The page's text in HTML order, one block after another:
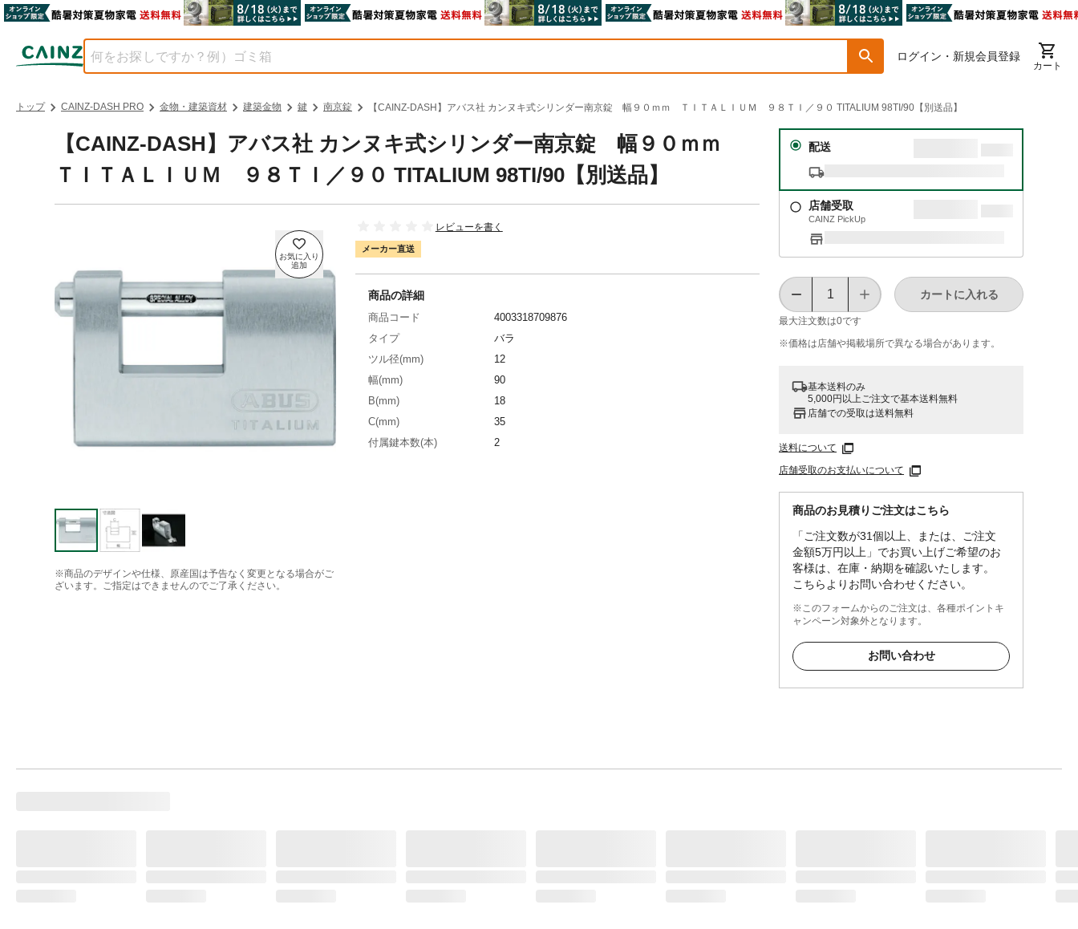
ログイン・新規会員登録
カート
トップ CAINZ-DASH PRO 金物・建築資材 建築金物 鍵 南京錠 【CAINZ-DASH】アバス社 カンヌキ式シリンダー南京錠 幅９０ｍｍ ＴＩＴＡＬＩＵＭ ９８ＴＩ／９０ TITALIUM 98TI/90【別送品】
【CAINZ-DASH】アバス社 カンヌキ式シリンダー南京錠 幅９０ｍｍ
ＴＩＴＡＬＩＵＭ ９８ＴＩ／９０ TITALIUM 98TI/90【別送品】
※商品のデザインや仕様、原産国は予告なく変更となる場合がご
ざいます。ご指定はできませんのでご了承ください。
レビューを書く
メーカー直送
配送
店舗受取
CAINZ PickUp
最大注文数は0です
カートに入れる
※価格は​店舗や​掲載場所で​異なる​場合が​あります。
基本送料のみ
5,000円以上ご注文で基本送料無料
店舗での受取は送料無料
送料について
店舗受取のお支払いについて
商品のお見積りご注文はこちら
「ご注文数が31個以上、または、ご注文
金額5万円以上」でお買い上げご希望のお
客様は、在庫・納期を確認いたします。
こちらよりお問い合わせください。
※このフォームからのご注文は、各種ポイントキ
ャンペーン対象外となります。
お問い合わせ
商品の詳細
商品コード
4003318709876
タイプ
バラ
ツル径(mm)
12
幅(mm)
90
B(mm)
18
C(mm)
35
付属鍵本数(本)
2